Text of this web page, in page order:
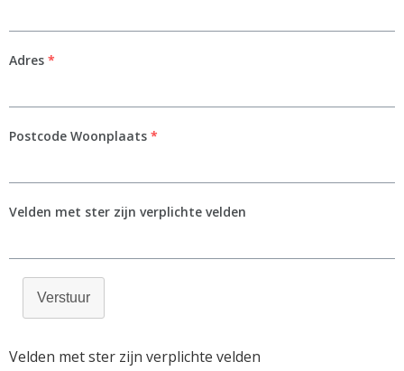
Adres *
Postcode Woonplaats *
Velden met ster zijn verplichte velden
Verstuur
Velden met ster zijn verplichte velden